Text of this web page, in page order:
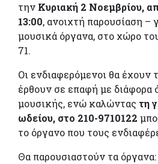
την Κυριακή 2 Νοεμβρίου,
13:00, ανοιχτή παρουσίαση –
μουσικά όργανα, στο χώρο
71.
Οι ενδιαφερόμενοι θα έχουν
έρθουν σε επαφή με διάφορα
μουσικής, ενώ καλώντας τη
ωδείου, στο 210-9710122
το όργανο που τους
Θα παρουσιαστούν τα όργανα: